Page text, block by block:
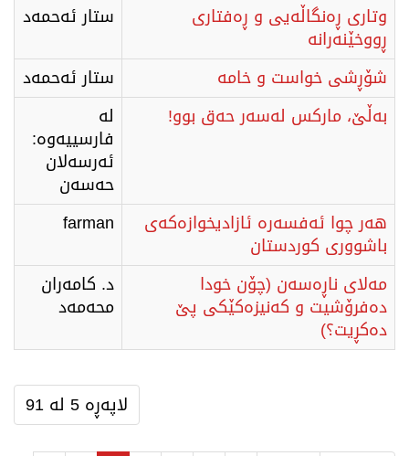
وتاری ڕەنگاڵەیی و ڕەفتاری
ڕووخێنەرانە
ستار ئەحمەد
شۆڕشی خواست و خامە
ستار ئەحمەد
بەڵێ، مارکس لەسەر حەق بوو!
لە
فارسییەوە:
ئەرسەلان
حەسەن
هەر چوا ئەفسەرە ئازادیخوازەکەی
باشووری کوردستان
farman
مەلای ناڕەسەن (چۆن خودا
دەفرۆشیت و کەنیزەکێکی پێ
دەکڕیت؟)
د. کامەران
محەمەد
لاپەڕە 5 لە 91